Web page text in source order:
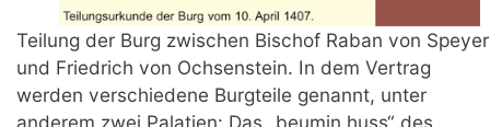
Teilung der Burg zwischen Bischof Raban von Speyer
und Friedrich von Ochsenstein. In dem Vertrag
werden verschiedene Burgteile genannt, unter
anderem zwei Palatien: Das „beumin huss“ des